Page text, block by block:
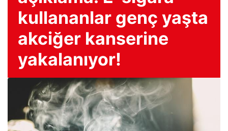
kullananlar genç yaşta
akciğer kanserine
yakalanıyor!